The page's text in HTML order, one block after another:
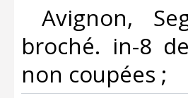
Avignon,
broché. in-8
non coupées ; ‎